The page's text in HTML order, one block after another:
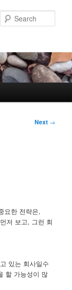
Next →
요한 전략은,
저 보고, 그런 회
있는 회사일수
할 가능성이 많